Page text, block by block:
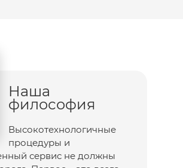
Наша
философия
Высокотехнологичные
процедуры и
сервис не должны